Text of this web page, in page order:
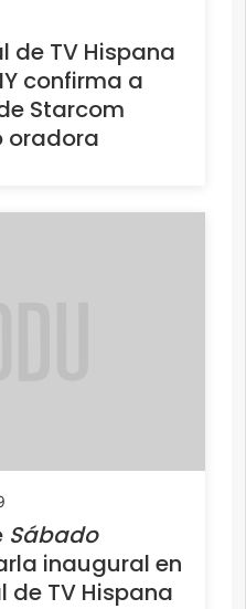
de TV Hispana
confirma a
Starcom
oradora
Sábado
inaugural en
de TV Hispana